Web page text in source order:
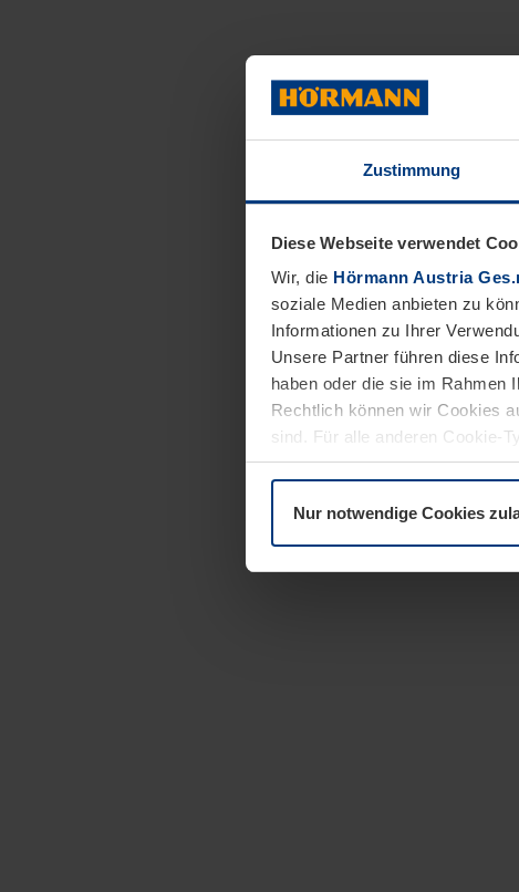
Zustimmung
Diese Webseite verwendet
Wir, die Hörmann Austria
soziale Medien anbieten zu
Informationen zu Ihrer
Unsere Partner führen diese
haben oder die sie im Rahmen
Rechtlich können wir Cookies
sind. Für alle anderen Cookie-
Erläuterung auf der Seite
Nur notwendige Cookies